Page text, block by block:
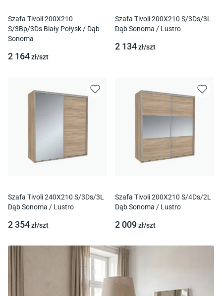
Szafa Tivoli 200X210
S/3Bp/3Ds Biały Połysk / Dąb
Sonoma
2 164zł/szt
Szafa Tivoli 200X210 S/3Ds/3L
Dąb Sonoma / Lustro
2 134zł/szt
Szafa Tivoli 240X210 S/3Ds/3L
Dąb Sonoma / Lustro
2 354zł/szt
Szafa Tivoli 200X210 S/4Ds/2L
Dąb Sonoma / Lustro
2 009zł/szt